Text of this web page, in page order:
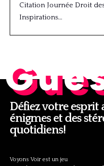
Citation Journée Droit
Inspirations…
Défiez votre esprit
énigmes et des
quotidiens!
Voyons Voir est un jeu